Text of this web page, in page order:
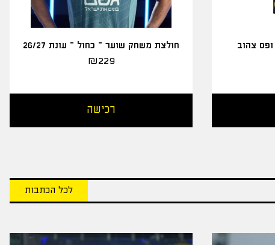
צהוב חולצת משחק שוער – כחול – עונת 26/27
₪229
רכישה
לכל הכתבות